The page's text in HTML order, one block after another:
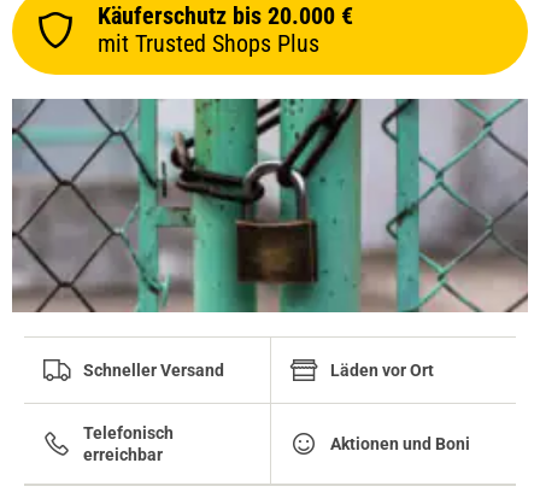
Käuferschutz bis 20.000 €
mit Trusted Shops Plus
Schneller Versand Läden vor Ort
Telefonisch
erreichbar
Aktionen und Boni